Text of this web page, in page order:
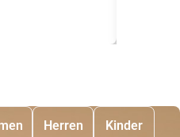
Herren Kinder